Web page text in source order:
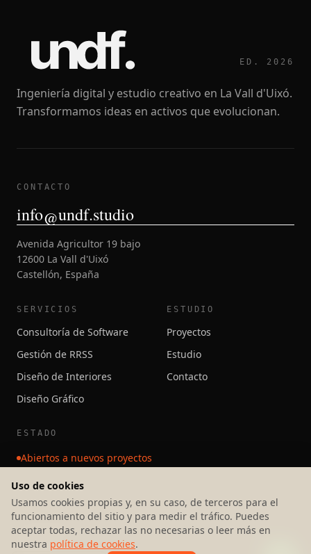
ED. 2026
Ingeniería digital y estudio creativo en La Vall d'Uixó.
Transformamos ideas en activos que evolucionan.
CONTACTO
info@undf.studio
Avenida Agricultor 19 bajo
12600 La Vall d'Uixó
Castellón, España
SERVICIOS
Consultoría de Software
Gestión de RRSS
Diseño de Interiores
Diseño Gráfico
ESTUDIO
Proyectos
Estudio
Contacto
ESTADO
Abiertos a nuevos proyectos
© 2026 UNDF. Todos los derechos reservados.Privacidad Cookies
Aviso legal
DISEÑADO, DESARROLLADO Y MANTENIDO
Uso de cookies
Usamos cookies propias y, en su caso, de terceros para el
funcionamiento del sitio y para medir el tráfico. Puedes
aceptar todas, rechazar las no necesarias o leer más en
nuestra política de cookies.